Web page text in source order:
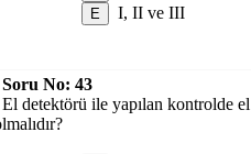
I, II ve III
Soru No: 43
El detektörü ile yapılan kontrolde